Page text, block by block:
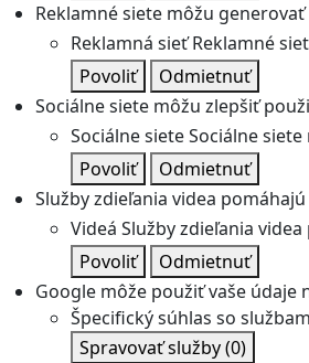
Reklamné siete môžu
Reklamná sieť Reklamné
Povoliť
Odmietnuť
Sociálne siete môžu zlepšiť
Sociálne sieteSociálne
Povoliť
Odmietnuť
Služby zdieľania videa
Videá Služby zdieľania
Povoliť
Odmietnuť
Google môže použiť vaše
Špecifický súhlas so
Spravovať služby(0)